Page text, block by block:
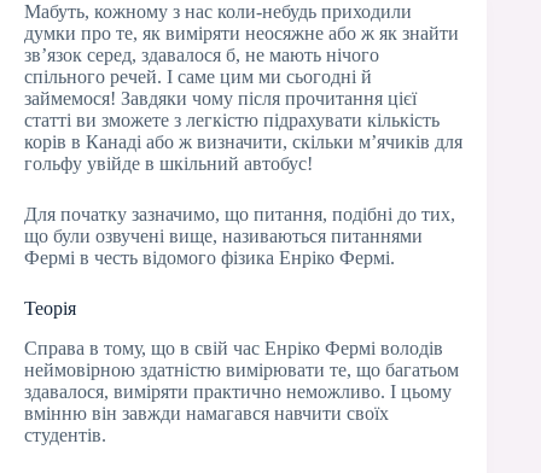
Мабуть, кожному з нас коли-небудь приходили
думки про те, як виміряти неосяжне або ж як знайти
зв’язок серед, здавалося б, не мають нічого
спільного речей. І саме цим ми сьогодні й
займемося! Завдяки чому після прочитання цієї
статті ви зможете з легкістю підрахувати кількість
корів в Канаді або ж визначити, скільки м’ячиків для
гольфу увійде в шкільний автобус!
Для початку зазначимо, що питання, подібні до тих,
що були озвучені вище, називаються питаннями
Фермі в честь відомого фізика Енріко Фермі.
Теорія
Справа в тому, що в свій час Енріко Фермі володів
неймовірною здатністю вимірювати те, що багатьом
здавалося, виміряти практично неможливо. І цьому
вмінню він завжди намагався навчити своїх
студентів.